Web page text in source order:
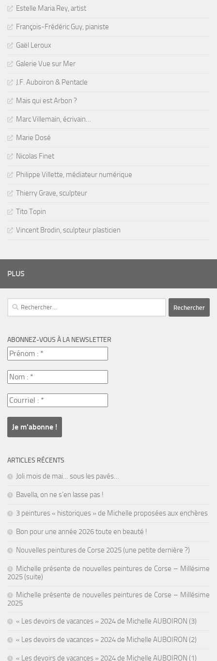
Estelle Maria Rey, artist
François-Frédéric Guy, pianiste
Gaël Leroux
Galerie Vue sur Mer
J.F. Auboiron & Pentacle
Mais qui est Arbon ?
Marc Villemain, écrivain…
Marie Dosé
Nicolas Finet
Philippe Villette, médiateur numérique
Thierry Grave, sculpteur
Tito Topin
Vincent Brodin, sculpteur plasticien
PLUS
Rechercher :
ABONNEZ-VOUS À LA NEWSLETTER
ARTICLES RÉCENTS
Joli mois de mai… sous les pavés…
Bavella, on ne s’en lasse pas !
3 peintures « historiques » de Michelle proposées aux enchères
Bon pour une année 2026 toute en beauté !
Nouvelles peintures de Corse 2025 (une petite dernière ?)
Michelle présente de nouvelles peintures de Corse – Millésime
2025 (suite)
Michelle présente de nouvelles peintures de Corse – Millésime
2025
« Les devoirs de vacances » 2024 de Michelle AUBOIRON (3)
« Les devoirs de vacances » 2024 de Michelle AUBOIRON (2)
« Les devoirs de vacances » 2024 de Michelle AUBOIRON (1)